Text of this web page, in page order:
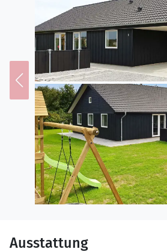
Ausstattung